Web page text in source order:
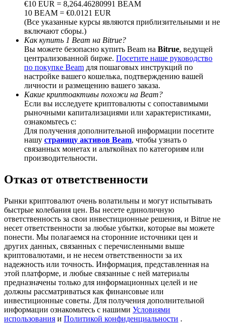
BTC Welcome Rewards
Deposit & Trade BTC to Share 25000 USDT prize pool!
Deposit CASHCAT & Win
Share 500000 CASHCAT prize pool
Precious Metals Trading Carnival
Trade Gold & Silver · 33,333 USDT Bonus
USDT New User Exclusive 10% APR
USDT Flexible Staking | Daily Rewards
€10 EUR = 8,264.46280991 BEAM
10 BEAM = €0.0121 EUR
(Все указанные курсы являются приблизительными и не
включают сборы.)
Как купить 1 Beam на Bitrue?
Вы можете безопасно купить Beam на Bitrue, ведущей
централизованной бирже. Посетите наше руководство
по покупке Beam для пошаговых инструкций по
настройке вашего кошелька, подтверждению вашей
личности и размещению вашего заказа.
Какие криптоактивы похожи на Beam?
Если вы исследуете криптовалюты с сопоставимыми
рыночными капитализациями или характеристиками,
ознакомьтесь с:
Для получения дополнительной информации посетите
нашу страницу активов Beam, чтобы узнать о
связанных монетах и альткойнах по категориям или
производительности.
Отказ от ответственности
Рынки криптовалют очень волатильны и могут испытывать
быстрые колебания цен. Вы несете единоличную
ответственность за свои инвестиционные решения, и Bitrue не
несет ответственности за любые убытки, которые вы можете
понести. Мы полагаемся на сторонние источники цен и
других данных, связанных с перечисленными выше
криптовалютами, и не несем ответственности за их
надежность или точность. Информация, представленная на
этой платформе, и любые связанные с ней материалы
предназначены только для информационных целей и не
должны рассматриваться как финансовые или
инвестиционные советы. Для получения дополнительной
информации ознакомьтесь с нашими Условиями
использования и Политикой конфиденциальности .